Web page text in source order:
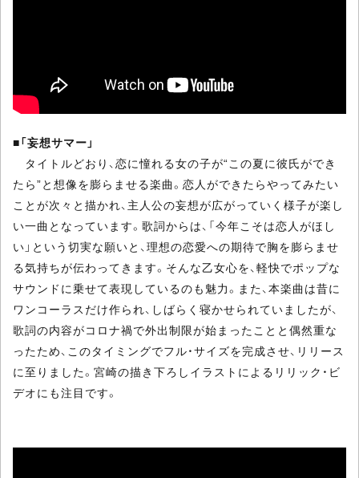
■「妄想サマー」
タイトルどおり、恋に憧れる女の子が“この夏に彼氏ができ
たら”と想像を膨らませる楽曲。恋人ができたらやってみたい
ことが次々と描かれ、主人公の妄想が広がっていく様子が楽し
い一曲となっています。歌詞からは、「今年こそは恋人がほし
い」という切実な願いと、理想の恋愛への期待で胸を膨らませ
る気持ちが伝わってきます。そんな乙女心を、軽快でポップな
サウンドに乗せて表現しているのも魅力。また、本楽曲は昔に
ワンコーラスだけ作られ、しばらく寝かせられていましたが、
歌詞の内容がコロナ禍で外出制限が始まったことと偶然重な
ったため、このタイミングでフル・サイズを完成させ、リリース
に至りました。宮崎の描き下ろしイラストによるリリック・ビ
デオにも注目です。